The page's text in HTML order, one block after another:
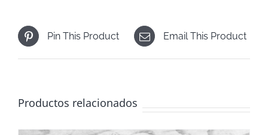
Pin This Product Email This Product
Productos relacionados